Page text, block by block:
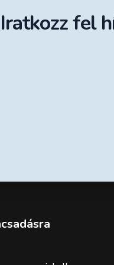
Iratkozz fel